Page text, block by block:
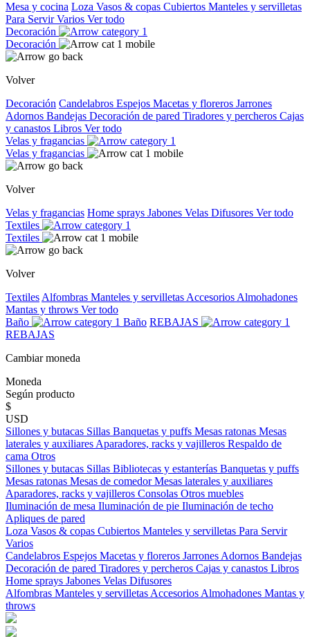
Mesa y cocina Loza Vasos & copas Cubiertos Manteles y servilletas
Para ServirVarios Ver todo
Decoración
Decoración
Volver
Decoración Candelabros Espejos Macetas y floreros Jarrones
Adornos Bandejas Decoración de pared Tiradores y percheros Cajas
y canastos Libros Ver todo
Velas y fragancias
Velas y fragancias
Volver
Velas y fragancias Home sprays Jabones Velas Difusores Ver todo
Textiles
Textiles
Volver
Textiles Alfombras Manteles y servilletas Accesorios Almohadones
Mantas y throws Ver todo
Baño
Baño REBAJAS
REBAJAS
Cambiar moneda
Moneda
Según producto
$
USD
Sillones y butacas Sillas Banquetas y puffs Mesas ratonas Mesas
laterales y auxiliares Aparadores, racks y vajilleros Respaldo de
cama Otros
Sillones y butacas Sillas Bibliotecas y estanterías Banquetas y puffs
Mesas ratonas Mesas de comedorMesas laterales y auxiliares
Aparadores, racks y vajilleros Consolas Otros muebles
Iluminación de mesa Iluminación de pie Iluminación de techo
Apliques de pared
Loza Vasos & copas Cubiertos Manteles y servilletas Para Servir
Varios
Candelabros Espejos Macetas y floreros Jarrones Adornos Bandejas
Decoración de pared Tiradores y percheros Cajas y canastos Libros
Home sprays Jabones Velas Difusores
Alfombras Manteles y servilletas Accesorios Almohadones Mantas y
throws